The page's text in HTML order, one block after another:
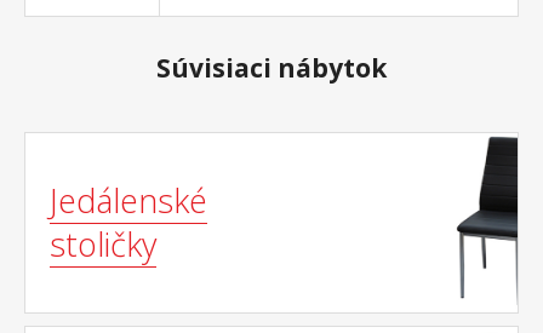
Súvisiaci nábytok
Jedálenské
stoličky